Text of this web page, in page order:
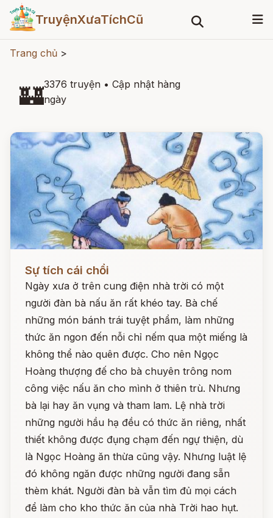
TruyệnXưaTíchCũ
Trang chủ >
🏰3376 truyện • Cập nhật hàng
ngày
Sự tích cái chổi
Ngày xưa ở trên cung điện nhà trời có một
người đàn bà nấu ăn rất khéo tay. Bà chế
những món bánh trái tuyệt phẩm, làm những
thức ăn ngon đến nỗi chỉ nếm qua một miếng là
không thể nào quên được. Cho nên Ngọc
Hoàng thượng đế cho bà chuyên trông nom
công việc nấu ăn cho mình ở thiên trù. Nhưng
bà lại hay ăn vụng và tham lam. Lệ nhà trời
những người hầu hạ đều có thức ăn riêng, nhất
thiết không được đụng chạm đến ngự thiện, dù
là Ngọc Hoàng ăn thừa cũng vậy. Nhưng luật lệ
đó không ngăn được những người đang sẵn
thèm khát. Người đàn bà vẫn tìm đủ mọi cách
để làm cho kho thức ăn của nhà Trời hao hụt.